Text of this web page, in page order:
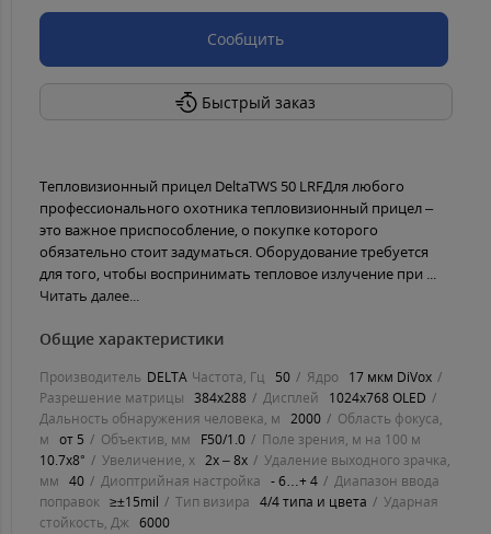
Сообщить
Быстрый заказ
Тепловизионный прицел DeltaTWS 50 LRFДля любого
профессионального охотника тепловизионный прицел –
это важное приспособление, о покупке которого
обязательно стоит задуматься. Оборудование требуется
для того, чтобы воспринимать тепловое излучение при ...
Читать далее...
Общие характеристики
Производитель DELTA Частота, Гц 50 Ядро 17 мкм DiVox
Разрешение матрицы 384x288 Дисплей
1024х768 OLED
Дальность обнаружения человека, м 2000
Область фокуса,
м от 5 Объектив, мм F50/1.0
Поле зрения, м на 100 м
10.7x8°
Увеличение, х 2х – 8х
Удаление выходного зрачка,
мм 40 Диоптрийная настройка - 6…+ 4
Диапазон ввода
поправок ≥±15mil Тип визира 4/4 типа и цвета
Ударная
стойкость, Дж 6000